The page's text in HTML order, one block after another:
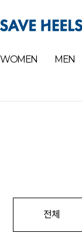
WOMEN MEN
전체